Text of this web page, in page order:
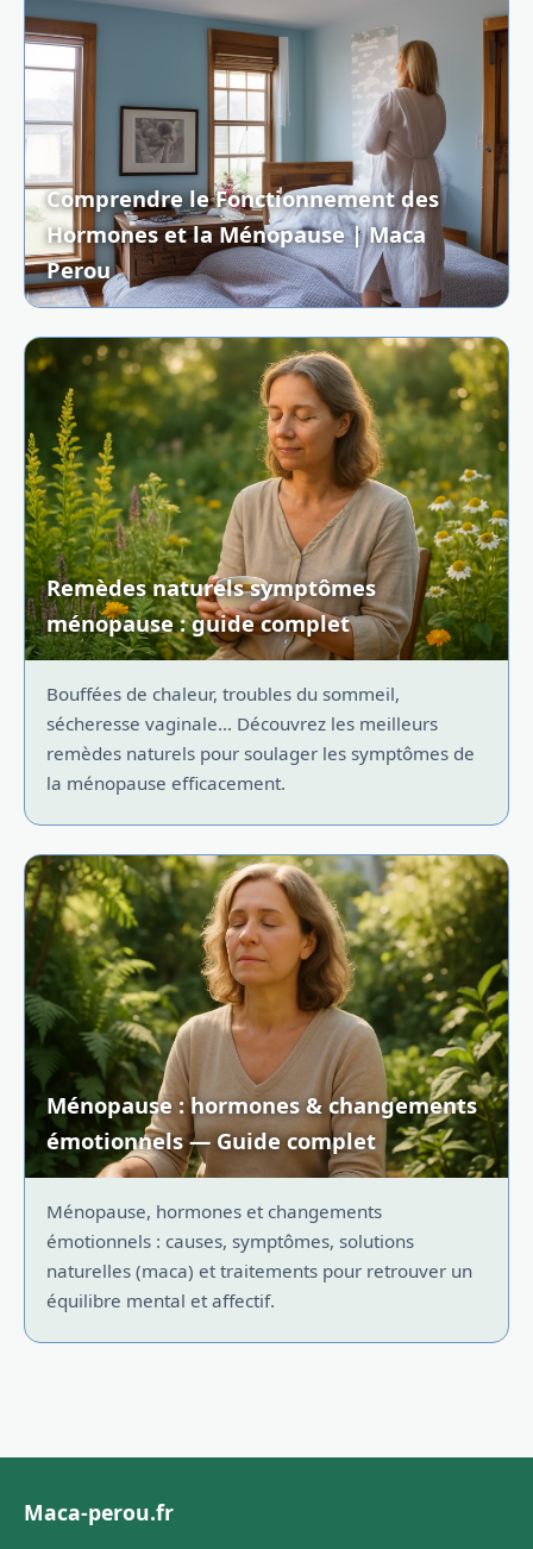
Comprendre le Fonctionnement des
Hormones et la Ménopause | Maca
Perou
Remèdes naturels symptômes
ménopause : guide complet
Bouffées de chaleur, troubles du sommeil,
sécheresse vaginale… Découvrez les meilleurs
remèdes naturels pour soulager les symptômes de
la ménopause efficacement.
Ménopause : hormones & changements
émotionnels — Guide complet
Ménopause, hormones et changements
émotionnels : causes, symptômes, solutions
naturelles (maca) et traitements pour retrouver un
équilibre mental et affectif.
Maca-perou.fr